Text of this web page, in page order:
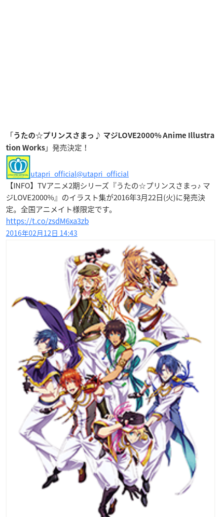
「うたの☆プリンスさまっ♪ マジLOVE2000% Anime Illustra
tion Works 」発売決定！
utapri_official@utapri_official
【INFO】TVアニメ2期シリーズ『うたの☆プリンスさまっ♪ マ
ジLOVE2000%』のイラスト集が2016年3月22日(火)に発売決
定。全国アニメイト様限定です。
https://t.co/zsdM6xa3zb
2016年02月12日 14:43